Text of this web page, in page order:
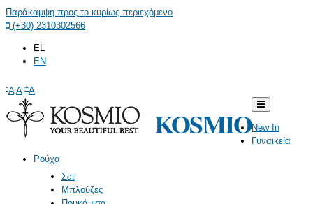
Παράκαμψη προς το κυρίως περιεχόμενο
(+30) 2310302566
EL
EN
-A A +A
KOSMIONew In
Γυναικεία
Ρούχα
Σετ
Μπλούζες